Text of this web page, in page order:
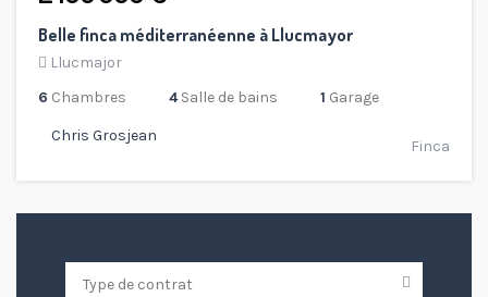
Belle finca méditerranéenne à Llucmayor
Llucmajor
6 Chambres 4Salle de bains 1 Garage
Chris Grosjean
Finca